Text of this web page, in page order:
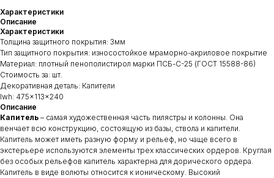
Характеристики
Описание
Характеристики
Толщина защитного покрытия: 3мм
Тип защитного покрытия: износостойкое мраморно-акриловое покрытие
Материал: плотный пенополистирол марки ПСБ-С-25 (ГОСТ 15588-86)
Стоимость за: шт.
Декоративная деталь: Капители
lwh: 475x113x240
Описание
Капитель – самая художественная часть пилястры и колонны. Она
венчает всю конструкцию, состоящую из базы, ствола и капители.
Капитель может иметь разную форму и рельеф, но чаще всего в
экстерьере используются элементы трех классических ордеров. Круглая
без особых рельефов капитель характерна для дорического ордера.
Капитель в виде волюты относится к ионическому. Высокий